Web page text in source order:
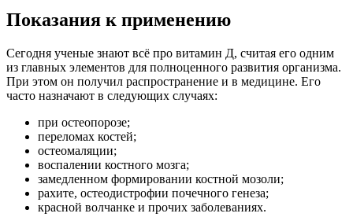
Показания к применению
Сегодня ученые знают всё про витамин Д, считая его одним
из главных элементов для полноценного развития организма.
При этом он получил распространение и в медицине. Его
часто назначают в следующих случаях:
при остеопорозе;
переломах костей;
остеомаляции;
воспалении костного мозга;
замедленном формировании костной мозоли;
рахите, остеодистрофии почечного генеза;
красной волчанке и прочих заболеваниях.